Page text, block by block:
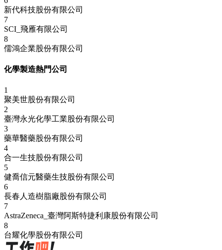
新代科技股份有限公司
7
SCI_飛雁有限公司
8
儒鴻企業股份有限公司
化學製造熱門公司
1
聚美世股份有限公司
2
臺灣永光化學工業股份有限公司
3
藥華醫藥股份有限公司
4
合一生技股份有限公司
5
健喬信元醫藥生技股份有限公司
6
長春人造樹脂廠股份有限公司
7
AstraZeneca_臺灣阿斯特捷利康股份有限公司
8
台耀化學股份有限公司